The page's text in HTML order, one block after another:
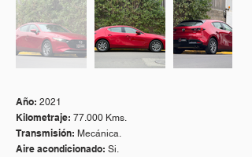
Año: 2021
Kilometraje: 77.000 Kms.
Transmisión: Mecánica.
Aire acondicionado: Si.